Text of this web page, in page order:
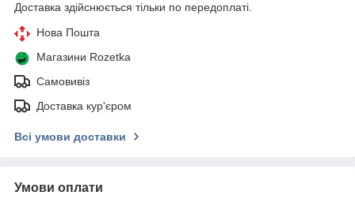
Доставка здійснюється тільки по передоплаті.
Нова Пошта
Магазини Rozetka
Самовивіз
Доставка кур'єром
Всі умови доставки
Умови оплати